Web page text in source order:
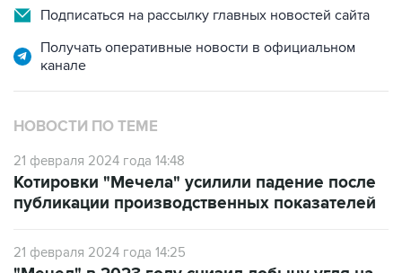
Получать оперативные новости в официальном
НОВОСТИ ПО ТЕМЕ
21 февраля 2024 года 14:48
публикации производственных показателей
21 февраля 2024 года 14:25
8%, продажи коксующегося угля - на 21%